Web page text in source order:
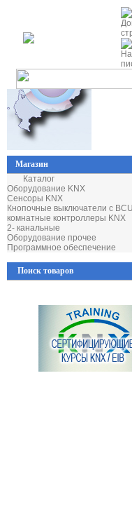
Магазин
Каталог
Оборудование KNX
Сенсоры KNX
Кнопочные выключатели с BCU
комнатные контроллеры KNX
2- канальные
Оборудование прочее
Программное обеспечение
Поиск товаров